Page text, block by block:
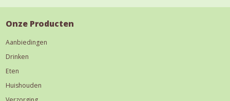
Onze Producten
Aanbiedingen
Drinken
Eten
Huishouden